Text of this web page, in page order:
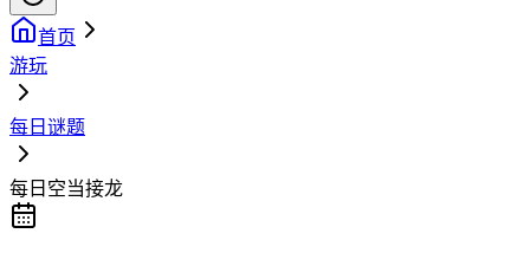
首页
游玩
每日谜题
每日空当接龙